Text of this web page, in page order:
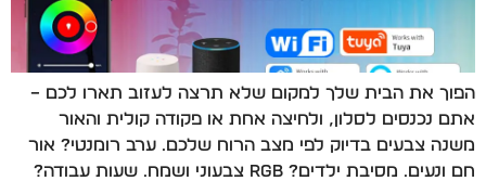
הפוך את הבית שלך למקום שלא תרצה לעזוב תארו לכם –
אתם נכנסים לסלון, ולחיצה אחת או פקודה קולית והאור
משנה צבעים בדיוק לפי מצב הרוח שלכם. ערב רומנטי? אור
חם ונעים. מסיבת ילדים? RGB צבעוני ושמח. שעות עבודה?